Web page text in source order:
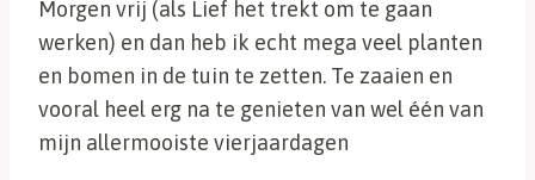
Morgen vrij (als Lief het trekt om te gaan
werken) en dan heb ik echt mega veel planten
en bomen in de tuin te zetten. Te zaaien en
vooral heel erg na te genieten van wel één van
mijn allermooiste vierjaardagen